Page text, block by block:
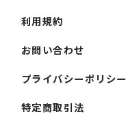
利用規約
お問い合わせ
プライバシーポリシー
特定商取引法